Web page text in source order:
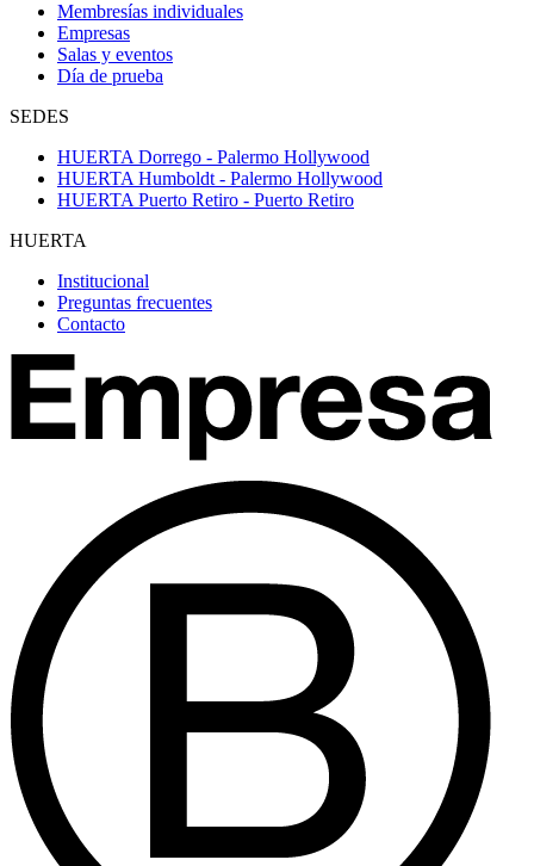
Membresías individuales
Empresas
Salas y eventos
Día de prueba
SEDES
HUERTA Dorrego - Palermo Hollywood
HUERTA Humboldt - Palermo Hollywood
HUERTA Puerto Retiro - Puerto Retiro
HUERTA
Institucional
Preguntas frecuentes
Contacto